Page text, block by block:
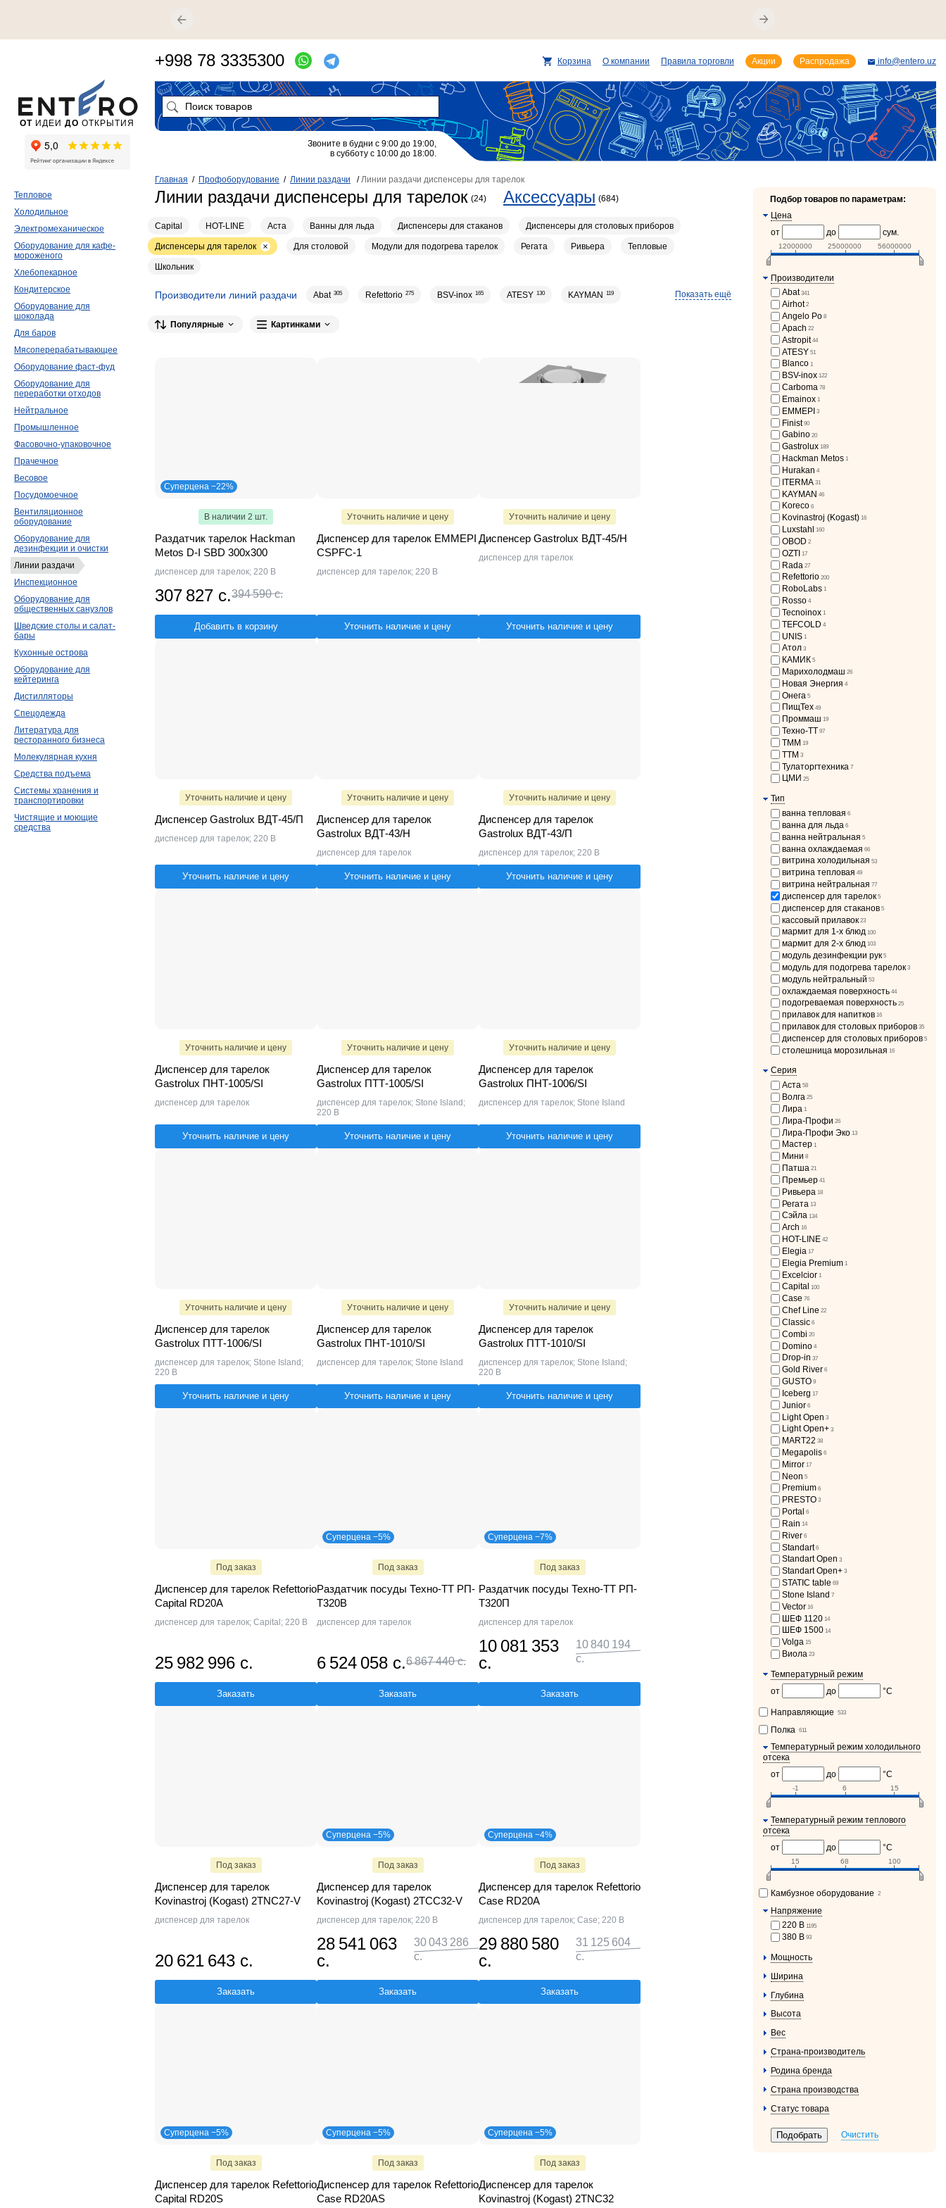
Главная / Профоборудование / Линии раздачи /Линии раздачи диспенсеры для тарелок
Линии раздачи диспенсеры для тарелок (24) Аксессуары (684)
Capital HOT-LINE Аста Ванны для льда Диспенсеры для стаканов Диспенсеры для столовых приборов
Диспенсеры для тарелок Для столовой Модули для подогрева тарелок Регата Ривьера Тепловые
Школьник
Показать ещё
Производители линий раздачи Abat 305 Refettorio 275 BSV-inox 165 ATESY 130 KAYMAN 119
Airhot
Популярные Картинками
Суперцена −22%
В наличии 2 шт.
Раздатчик тарелок Hackman
Metos D-I SBD 300х300
диспенсер для тарелок; 220 В
307 827 с.394 590 с.
Добавить в корзину
Уточнить наличие и цену
Диспенсер для тарелок EMMEPI
CSPFC-1
диспенсер для тарелок; 220 В
Уточнить наличие и цену
Уточнить наличие и цену
Диспенсер Gastrolux ВДТ-45/Н
диспенсер для тарелок
Уточнить наличие и цену
Уточнить наличие и цену
Диспенсер Gastrolux ВДТ-45/П
диспенсер для тарелок; 220 В
Уточнить наличие и цену
Уточнить наличие и цену
Диспенсер для тарелок
Gastrolux ВДТ-43/Н
диспенсер для тарелок
Уточнить наличие и цену
Уточнить наличие и цену
Диспенсер для тарелок
Gastrolux ВДТ-43/П
диспенсер для тарелок; 220 В
Уточнить наличие и цену
Уточнить наличие и цену
Диспенсер для тарелок
Gastrolux ПНТ-1005/SI
диспенсер для тарелок
Уточнить наличие и цену
Уточнить наличие и цену
Диспенсер для тарелок
Gastrolux ПТТ-1005/SI
диспенсер для тарелок; Stone Island;
220 В
Уточнить наличие и цену
Уточнить наличие и цену
Диспенсер для тарелок
Gastrolux ПНТ-1006/SI
диспенсер для тарелок; Stone Island
Уточнить наличие и цену
Уточнить наличие и цену
Диспенсер для тарелок
Gastrolux ПТТ-1006/SI
диспенсер для тарелок; Stone Island;
220 В
Уточнить наличие и цену
Уточнить наличие и цену
Диспенсер для тарелок
Gastrolux ПНТ-1010/SI
диспенсер для тарелок; Stone Island
Уточнить наличие и цену
Уточнить наличие и цену
Диспенсер для тарелок
Gastrolux ПТТ-1010/SI
диспенсер для тарелок; Stone Island;
220 В
Уточнить наличие и цену
Под заказ
Диспенсер для тарелок Refettorio
Capital RD20A
диспенсер для тарелок; Capital; 220 В
25 982 996 с.
Заказать
Суперцена −5%
Под заказ
Раздатчик посуды Техно-ТТ РП-
Т320В
диспенсер для тарелок
6 524 058 с.6 867 440 с.
Заказать
Суперцена −7%
Под заказ
Раздатчик посуды Техно-ТТ РП-
Т320П
диспенсер для тарелок
10 081 353
с.
10 840 194
с.
Заказать
Под заказ
Диспенсер для тарелок
Kovinastroj (Kogast) 2TNC27-V
диспенсер для тарелок
20 621 643 с.
Заказать
Суперцена −5%
Под заказ
Диспенсер для тарелок
Kovinastroj (Kogast) 2TCC32-V
диспенсер для тарелок; 220 В
28 541 063
с.
30 043 286
с.
Заказать
Суперцена −4%
Под заказ
Диспенсер для тарелок Refettorio
Case RD20А
диспенсер для тарелок; Case; 220 В
29 880 580
с.
31 125 604
с.
Заказать
Суперцена −5%
Под заказ
Диспенсер для тарелок Refettorio
Capital RD20S
Суперцена −5%
Под заказ
Диспенсер для тарелок Refettorio
Case RD20АS
Суперцена −5%
Под заказ
Диспенсер для тарелок
Kovinastroj (Kogast) 2TNC32
Подбор товаров по параметрам:
Цена
от
до сум.
12000000 25000000 56000000
Производители
Abat 341
Airhot 2
Angelo Po 8
Apach 22
Astropit 44
ATESY 51
Blanco 1
BSV-inox 122
Carboma 78
Emainox 1
EMMEPI 3
Finist 90
Gabino 20
Gastrolux 189
Hackman Metos 1
Hurakan 4
ITERMA 31
KAYMAN 46
Koreco 6
Kovinastroj (Kogast) 16
Luxstahl 160
OBOD 2
OZTI 17
Rada 27
Refettorio 200
RoboLabs 1
Rosso 4
Tecnoinox 1
TEFCOLD 4
UNIS 1
Атол 3
КАМИК 5
Марихолодмаш 26
Новая Энергия 4
Онега 5
ПищТех 49
Проммаш 19
Техно-ТТ 97
ТММ 19
ТТМ 3
Тулаторгтехника 7
ЦМИ 25
Тип
ванна тепловая 6
ванна для льда 6
ванна нейтральная 5
ванна охлаждаемая 66
витрина холодильная 53
витрина тепловая 49
витрина нейтральная 77
диспенсер для тарелок 5
диспенсер для стаканов 5
кассовый прилавок 23
мармит для 1-х блюд 100
мармит для 2-х блюд 103
модуль дезинфекции рук 5
модуль для подогрева тарелок 3
модуль нейтральный 53
охлаждаемая поверхность 44
подогреваемая поверхность 25
прилавок для напитков 16
прилавок для столовых приборов 35
диспенсер для столовых приборов 5
столешница морозильная 16
Серия
Аста 58
Волга 25
Лира 1
Лира-Профи 26
Лира-Профи Эко 13
Мастер 1
Мини 8
Патша 21
Премьер 41
Ривьера 18
Регата 13
Сэйла 134
Arch 16
HOT-LINE 42
Elegia 17
Elegia Premium 1
Excelcior 1
Capital 100
Case 76
Chef Line 22
Classic 6
Combi 20
Domino 4
Drop-in 37
Gold River 6
GUSTO 9
Iceberg 17
Junior 6
Light Open 3
Light Open+ 3
MART22 38
Megapolis 6
Mirror 17
Neon 5
Premium 6
PRESTO 3
Portal 6
Rain 14
River 6
Standart 6
Standart Open 3
Standart Open+ 3
STATIC table 69
Stone Island 7
Vector 16
ШЕФ 1120 14
ШЕФ 1500 14
Volga 15
Виола 23
Температурный режим
от
до °С
Направляющие 533
Полка 611
Температурный режим холодильного
отсека
от
до °C
-1 6 15
Температурный режим теплового
отсека
от
до °C
15 68 100
Камбузное оборудование 2
Напряжение
220 В 1195
380 В 93
Мощность
Ширина
Глубина
Высота
Вес
Страна-производитель
Родина бренда
Страна производства
Статус товара
Очистить
Тепловое
Холодильное
Электромеханическое
Оборудование для кафе-
мороженого
Хлебопекарное
Кондитерское
Оборудование для
шоколада
Для баров
Мясоперерабатывающее
Оборудование фаст-фуд
Оборудование для
переработки отходов
Нейтральное
Промышленное
Фасовочно-упаковочное
Прачечное
Весовое
Посудомоечное
Вентиляционное
оборудование
Оборудование для
дезинфекции и очистки
Линии раздачи
Инспекционное
Оборудование для
общественных санузлов
Шведские столы и салат-
бары
Кухонные острова
Оборудование для
кейтеринга
Дистилляторы
Спецодежда
Литература для
ресторанного бизнеса
Молекулярная кухня
Средства подъема
Системы хранения и
транспортировки
Чистящие и моющие
средства
ОТ ИДЕИ ДО ОТКРЫТИЯ
+998 78 3335300 Корзина О компании Правила торговли Акции Распродажа info@entero.uz
Звоните в будни с 9:00 до 19:00,
в субботу с 10:00 до 18:00.